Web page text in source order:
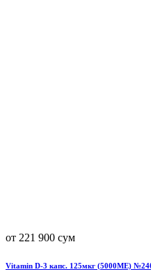
от 221 900 сум
Vitamin D-3 капс. 125мкг (5000МЕ)